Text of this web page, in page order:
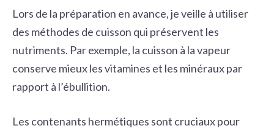
Lors de la préparation en avance, je veille à utiliser
des méthodes de cuisson qui préservent les
nutriments. Par exemple, la cuisson à la vapeur
conserve mieux les vitamines et les minéraux par
rapport à l’ébullition.
Les contenants hermétiques sont cruciaux pour